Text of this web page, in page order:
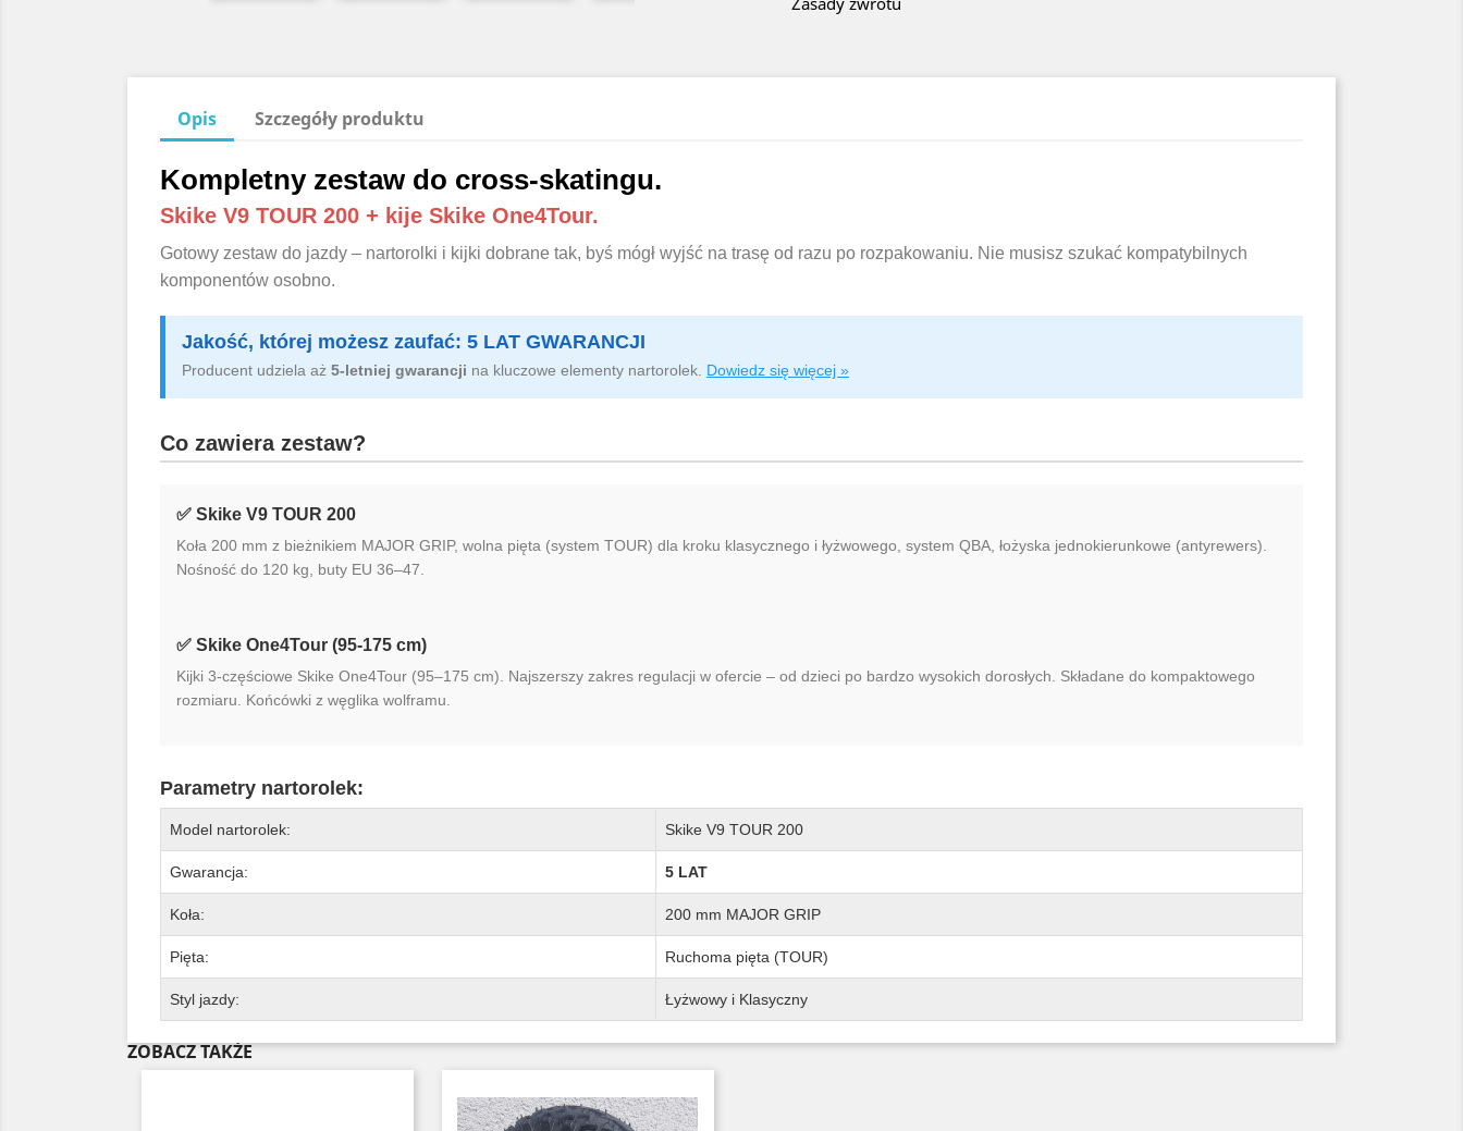
Opis Szczegóły produktu
Kompletny zestaw do cross-skatingu.
Skike V9 TOUR 200 + kije Skike One4Tour.
Gotowy zestaw do jazdy – nartorolki i kijki dobrane tak, byś mógł wyjść na trasę od razu po rozpakowaniu. Nie musisz szukać kompatybilnych
komponentów osobno.
Jakość, której możesz zaufać: 5 LAT GWARANCJI
Producent udziela aż 5-letniej gwarancji na kluczowe elementy nartorolek. Dowiedz się więcej »
Co zawiera zestaw?
✅ Skike V9 TOUR 200
Koła 200 mm z bieżnikiem MAJOR GRIP, wolna pięta (system TOUR) dla kroku klasycznego i łyżwowego, system QBA, łożyska jednokierunkowe (antyrewers).
Nośność do 120 kg, buty EU 36–47.
✅ Skike One4Tour (95-175 cm)
Kijki 3-częściowe Skike One4Tour (95–175 cm). Najszerszy zakres regulacji w ofercie – od dzieci po bardzo wysokich dorosłych. Składane do kompaktowego
rozmiaru. Końcówki z węglika wolframu.
Parametry nartorolek:
Model nartorolek: Skike V9 TOUR 200
Gwarancja: 5 LAT
Koła: 200 mm MAJOR GRIP
Pięta: Ruchoma pięta (TOUR)
Styl jazdy: Łyżwowy i Klasyczny
ZOBACZ TAKŻE